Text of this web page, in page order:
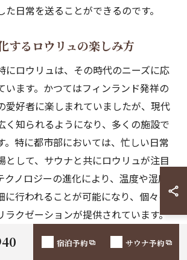
日常を送ることができるのです。
するロウリュの楽しみ方
にロウリュは、その時代のニーズに応
います。かつてはフィンランド発祥の
愛好者に楽しまれていましたが、現代
く知られるようになり、多くの施設で
。特に都市部においては、忙しい日常
として、サウナと共にロウリュが注目
ノロジーの進化により、温度や湿度
行われることが可能になり、個々の
ラクゼーションが提供されています。
用して、心地よい香りが蒸気と共に広
のリラックス効果を得られます。この
宿泊予約 サウナ予約